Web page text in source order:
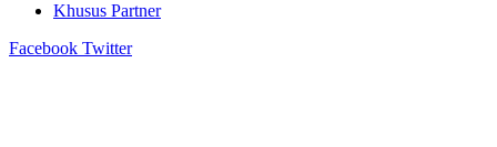
Khusus Partner
Facebook Twitter